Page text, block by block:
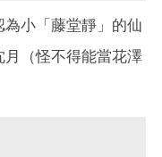
小「藤堂靜」的仙
（怪不得能當花澤